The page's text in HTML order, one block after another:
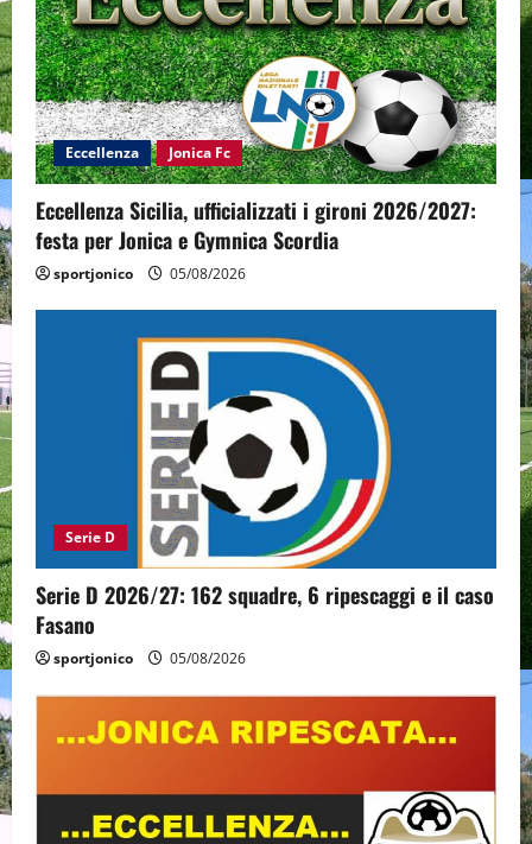
Eccellenza Jonica Fc
Eccellenza Sicilia, ufficializzati i gironi 2026/2027:
festa per Jonica e Gymnica Scordia
sportjonico 05/08/2026
Serie D
Serie D 2026/27: 162 squadre, 6 ripescaggi e il caso
Fasano
sportjonico 05/08/2026